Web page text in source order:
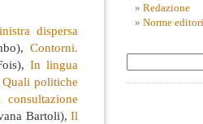
dispersa
Contorni.
In lingua
Quali politiche
consultazione
Bartoli),Il
Redazione
Norme